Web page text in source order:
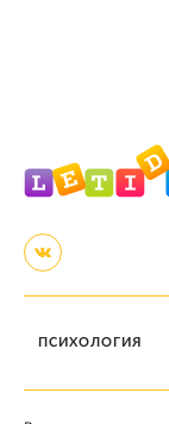
ПСИХОЛОГИЯ